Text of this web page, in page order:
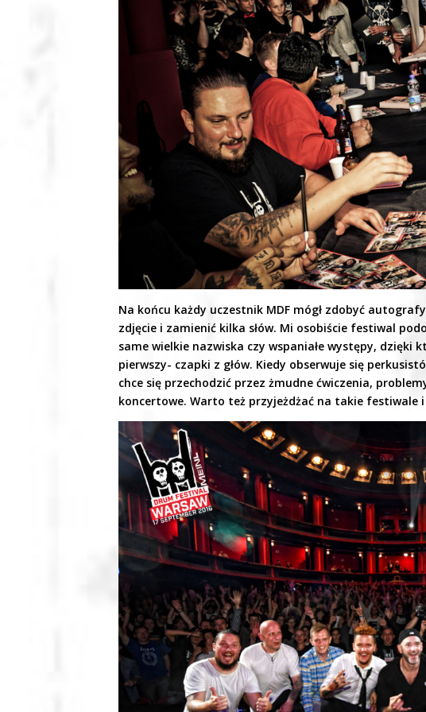
Na końcu każdy uczestnik MDF mógł zdobyć
zdjęcie i zamienić kilka słów. Mi osobiście festiwal
same wielkie nazwiska czy wspaniałe występy, dzięki
pierwszy- czapki z głów. Kiedy obserwuje się
chce się przechodzić przez żmudne ćwiczenia,
koncertowe. Warto też przyjeżdżać na takie festiwale